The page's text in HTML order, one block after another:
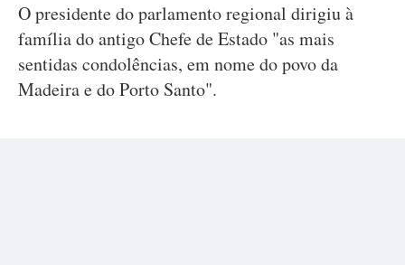
O presidente do parlamento regional dirigiu à
família do antigo Chefe de Estado "as mais
sentidas condolências, em nome do povo da
Madeira e do Porto Santo".